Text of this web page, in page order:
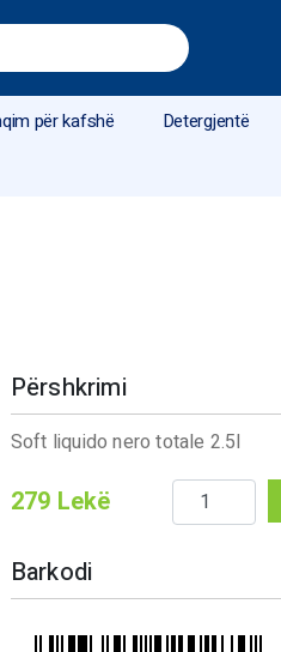
për kafshë Detergjentë
Përshkrimi
Soft liquido nero totale 2.5l
279 Lekë
Sasi
Soft
totale
2.5l
Barkodi